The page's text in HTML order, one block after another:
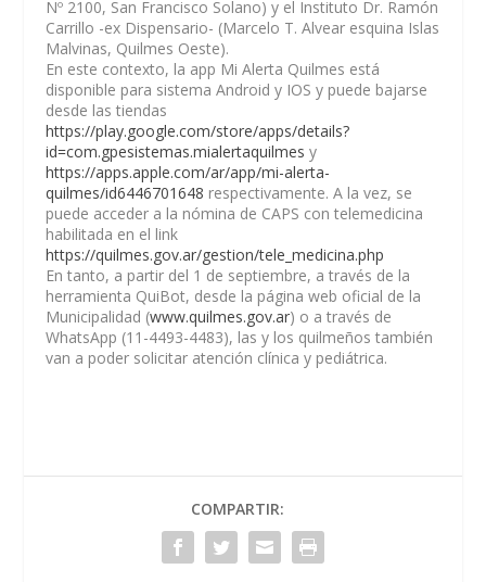
Nº 2100, San Francisco Solano) y el Instituto Dr. Ramón
Carrillo -ex Dispensario- (Marcelo T. Alvear esquina Islas
Malvinas, Quilmes Oeste).
En este contexto, la app Mi Alerta Quilmes está
disponible para sistema Android y IOS y puede bajarse
desde las tiendas
https://play.google.com/store/apps/details?
id=com.gpesistemas.mialertaquilmes y
https://apps.apple.com/ar/app/mi-alerta-
quilmes/id6446701648 respectivamente. A la vez, se
puede acceder a la nómina de CAPS con telemedicina
habilitada en el link
https://quilmes.gov.ar/gestion/tele_medicina.php
En tanto, a partir del 1 de septiembre, a través de la
herramienta QuiBot, desde la página web oficial de la
Municipalidad (www.quilmes.gov.ar) o a través de
WhatsApp (11-4493-4483), las y los quilmeños también
van a poder solicitar atención clínica y pediátrica.
COMPARTIR: